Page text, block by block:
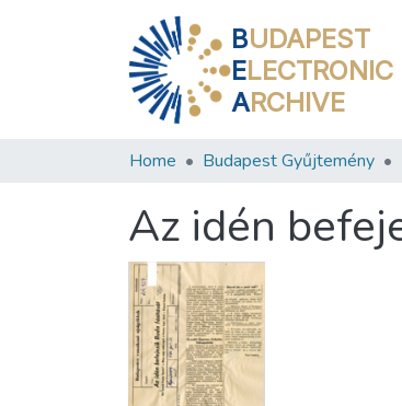
BUDAPEST
ELECTRONIC
ARCHIVE
Home Budapest Gyűjtemény
Az idén